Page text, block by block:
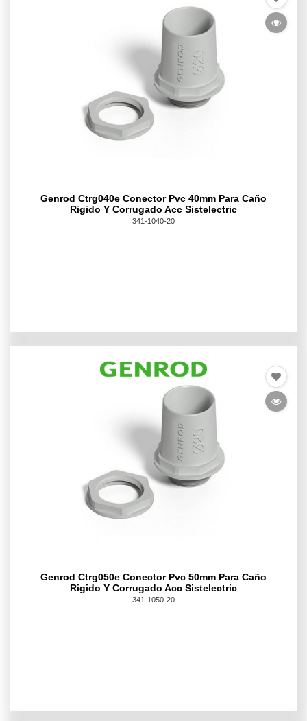
Genrod Ctrg040e Conector Pvc 40mm Para Caño
Rigido Y Corrugado Acc Sistelectric
341-1040-20
Genrod Ctrg050e Conector Pvc 50mm Para Caño
Rigido Y Corrugado Acc Sistelectric
341-1050-20